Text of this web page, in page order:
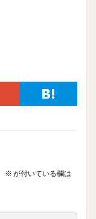
※ が付いている欄は